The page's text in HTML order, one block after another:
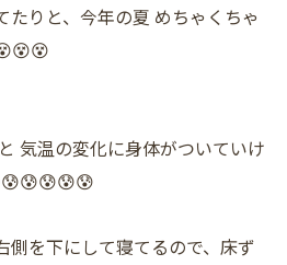
たりと、今年の夏 めちゃくちゃ
気温の変化に身体がついていけ
側を下にして寝てるので、床ず